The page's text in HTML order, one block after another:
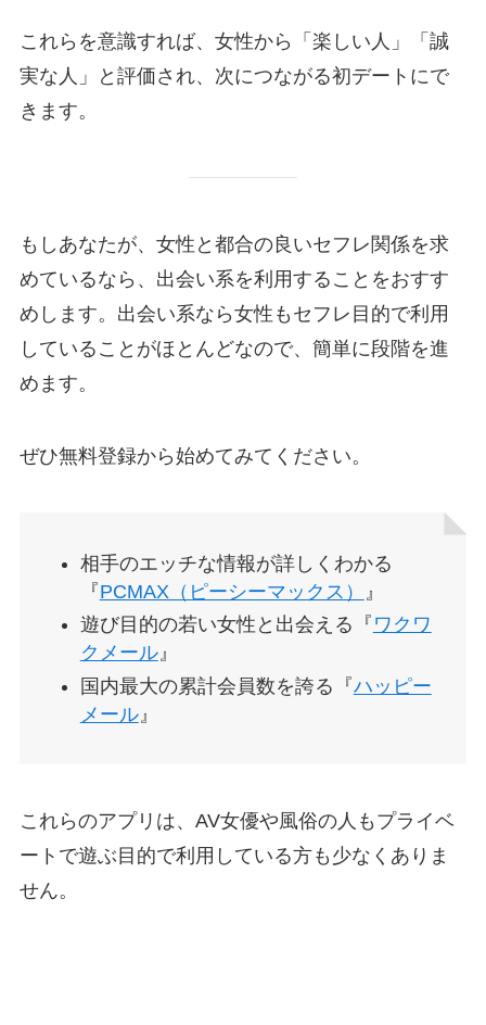
これらを意識すれば、女性から「楽しい人」「誠
実な人」と評価され、次につながる初デートにで
きます。
もしあなたが、女性と都合の良いセフレ関係を求
めているなら、出会い系を利用することをおすす
めします。出会い系なら女性もセフレ目的で利用
していることがほとんどなので、簡単に段階を進
めます。
ぜひ無料登録から始めてみてください。
相手のエッチな情報が詳しくわかる
『PCMAX（ピーシーマックス）
』
遊び目的の若い女性と出会える『 ワクワ
クメール』
国内最大の累計会員数を誇る『ハッピー
メール』
これらのアプリは、AV女優や風俗の人もプライベ
ートで遊ぶ目的で利用している方も少なくありま
せん。